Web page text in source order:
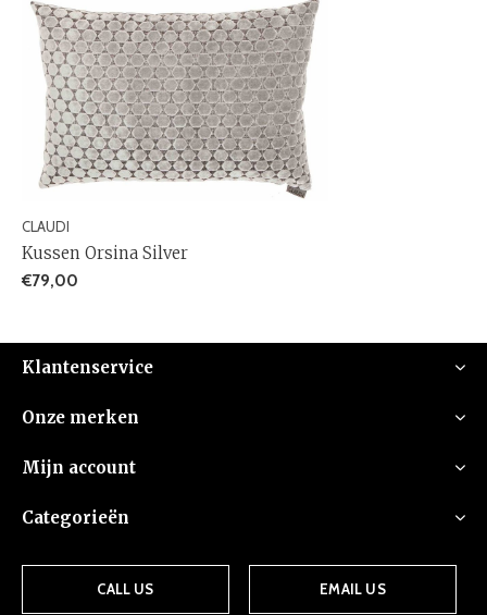
CLAUDI
Kussen Orsina Silver
€79,00
Klantenservice
Onze merken
Mijn account
Categorieën
CALL US EMAIL US